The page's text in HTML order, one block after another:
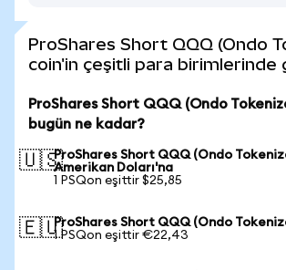
ProShares Short QQQ (Ondo
coin'in çeşitli para birimlerinde
ProShares Short QQQ (Ondo
bugün ne kadar?
🇺🇸ProShares Short QQQ (Ondo
Amerikan Doları'na
1 PSQon eşittir $25,85
🇪🇺ProShares Short QQQ (Ondo
1 PSQon eşittir €22,43